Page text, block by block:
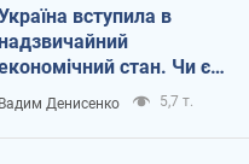
вступила в
стан. Чи є
світло вкінці тунелю?
Вадим Денисенко 5,7 т.